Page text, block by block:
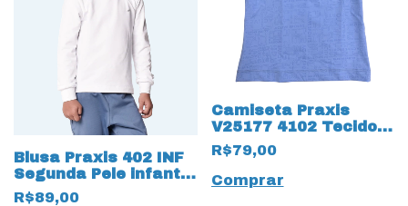
Blusa Praxis 402 INF
Segunda Pele infantil
várias cores
R$89,00
Camiseta Praxis
V25177 4102 Tecido
Touch Digital 17639
Infantil
R$79,00
Comprar